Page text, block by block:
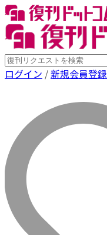
ログイン /新規会員登録